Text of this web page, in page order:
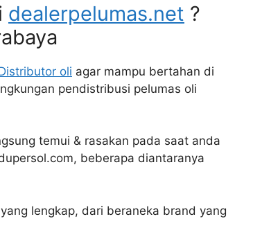
dealerpelumas.net ?
oli agar mampu bertahan di
pendistribusi pelumas oli
temui & rasakan pada saat anda
beberapa diantaranya
lengkap, dari beraneka brand yang